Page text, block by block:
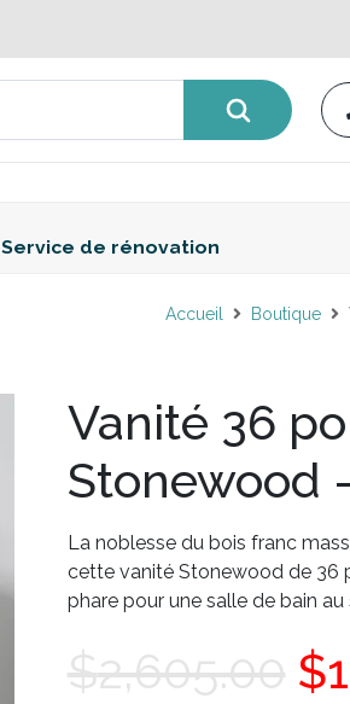
Service de rénovation
Accueil Boutique
Vanité 36
Stonewood
La noblesse du bois franc
cette vanité Stonewood de 36
phare pour une salle de bain
$2,605.00 $